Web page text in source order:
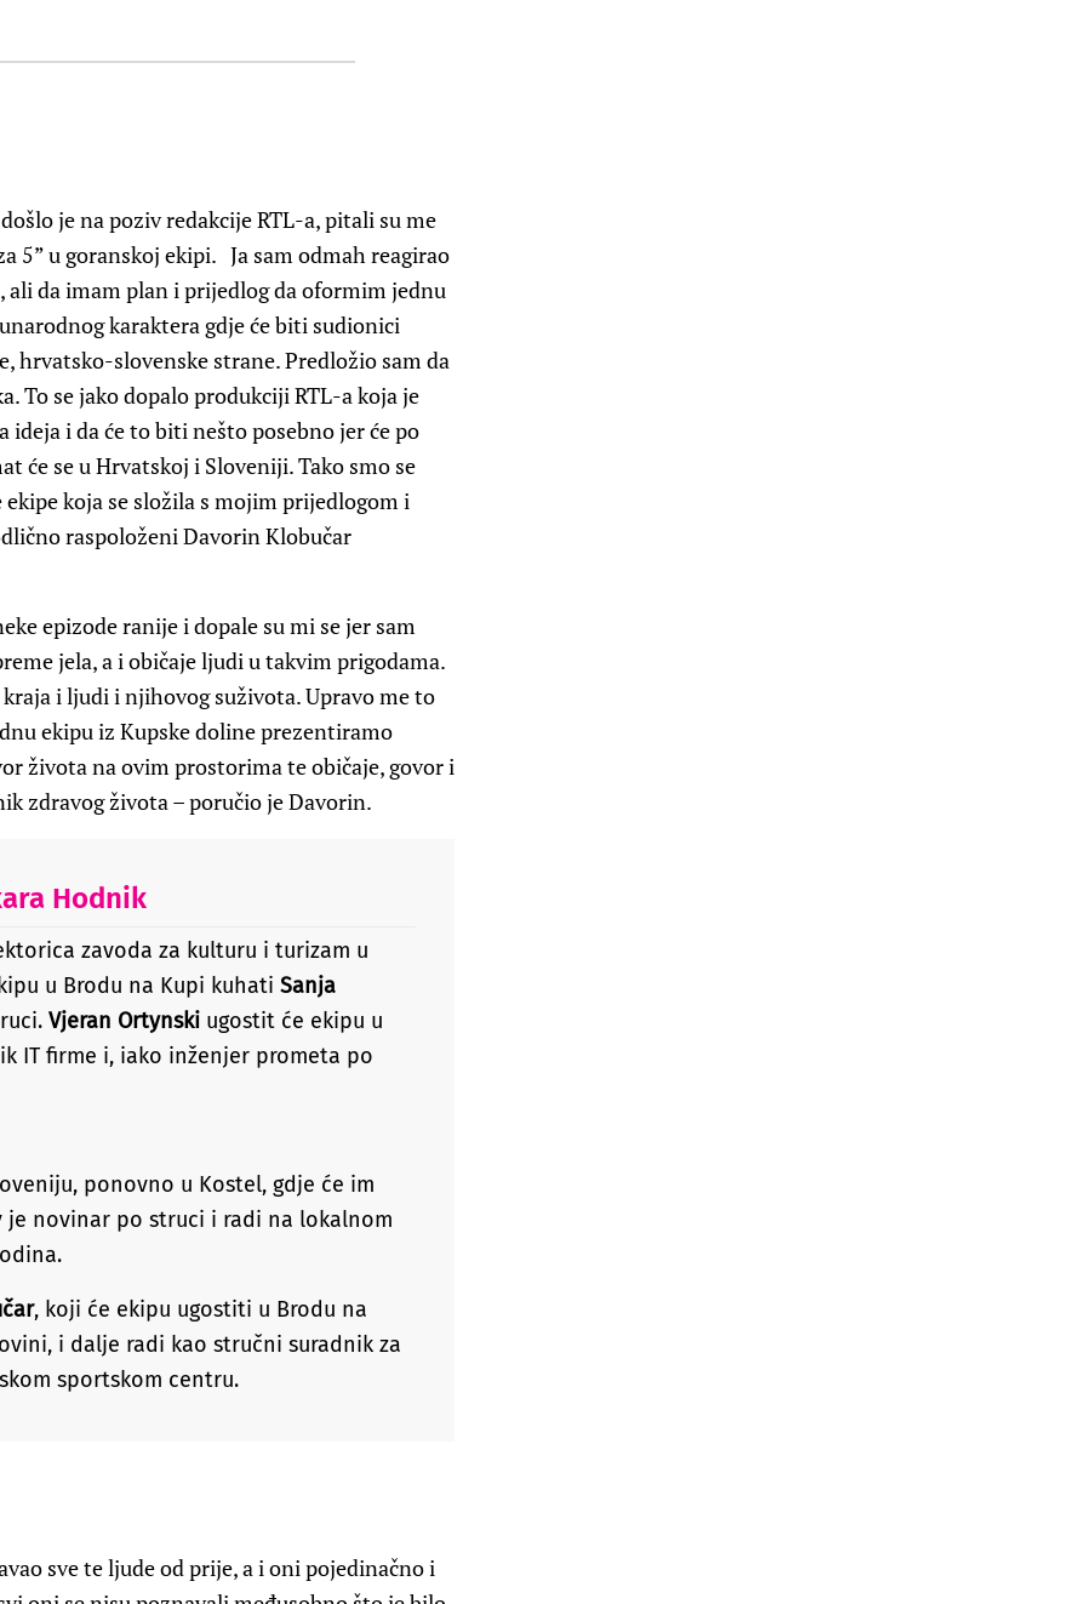
je na poziv redakcije RTL-a, pitali su me
5” u goranskoj ekipi. Ja sam odmah reagirao
ali da imam plan i prijedlog da oformim jednu
karaktera gdje će biti sudionici
hrvatsko-slovenske strane. Predložio sam da
To se jako dopalo produkciji RTL-a koja je
ideja i da će to biti nešto posebno jer će po
će se u Hrvatskoj i Sloveniji. Tako smo se
koja se složila s mojim prijedlogom i
raspoloženi Davorin Klobučar
epizode ranije i dopale su mi se jer sam
jela, a i običaje ljudi u takvim prigodama.
i ljudi i njihovog suživota. Upravo me to
ekipu iz Kupske doline prezentiramo
života na ovim prostorima te običaje, govor i
zdravog života – poručio je Davorin.
Hodnik
zavoda za kulturu i turizam u
u Brodu na Kupi kuhati Sanja
Vjeran Ortynski ugostit će ekipu u
IT firme i, iako inženjer prometa po
ponovno u Kostel, gdje će im
je novinar po struci i radi na lokalnom
, koji će ekipu ugostiti u Brodu na
i dalje radi kao stručni suradnik za
sportskom centru.
sve te ljude od prije, a i oni pojedinačno i